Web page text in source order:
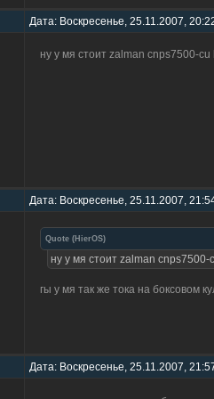
Дата: Воскресенье, 25.11.2007,
ну у мя стоит zalman cnps7500-
Дата: Воскресенье, 25.11.2007,
Quote ( HierOS)
ну у мя стоит zalman
гы у мя так же тока на боксовом
Дата: Воскресенье, 25.11.2007,